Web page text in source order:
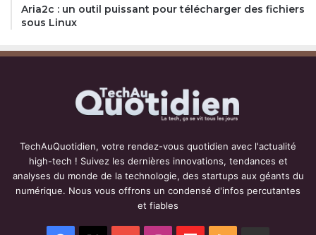
Aria2c : un outil puissant pour télécharger des fichiers
sous Linux
TechAuQuotidien, votre rendez-vous quotidien avec l'actualité
high-tech ! Suivez les dernières innovations, tendances et
analyses du monde de la technologie, des startups aux géants du
numérique. Nous vous offrons un condensé d'infos percutantes
et fiables